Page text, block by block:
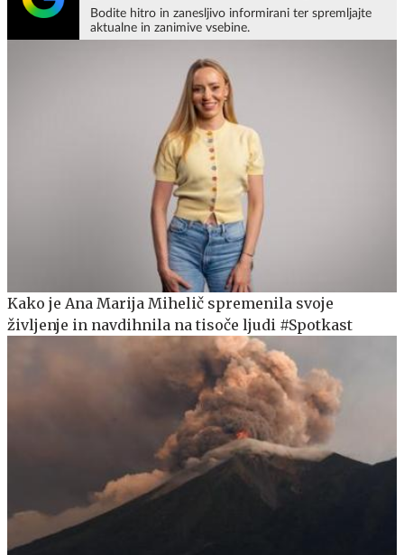
Bodite hitro in zanesljivo informirani ter spremljajte
aktualne in zanimive vsebine.
Kako je Ana Marija Mihelič spremenila svoje
življenje in navdihnila na tisoče ljudi #Spotkast